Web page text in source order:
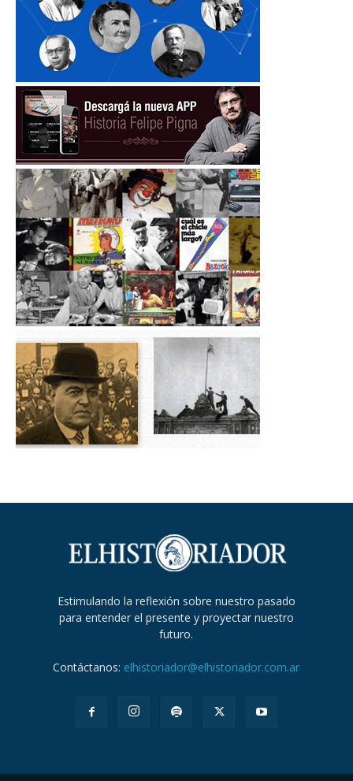
Estimulando la reflexión sobre nuestro pasado
para entender el presente y proyectar nuestro
futuro.
Contáctanos: elhistoriador@elhistoriador.com.ar